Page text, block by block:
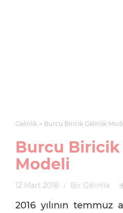
Gelinlik Burcu Biricik Gelinlik
Burcu
Modeli
12 Mart 2018 Bir Gelinlik
2016 yılının temmuz